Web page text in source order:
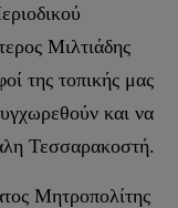
Μιλτιάδης
της τοπικής μας
και να
Τεσσαρακοστή.
Μητροπολίτης